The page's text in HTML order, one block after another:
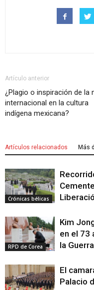
Artículo anterior
¿Plagio o inspiración de la
internacional en la cultura
indígena mexicana?
Artículos relacionados Más
Crónicas bélicas
RPD de Corea
Kim
en el 73
la
El
Palacio